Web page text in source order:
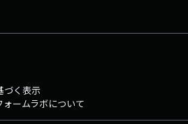
づく表示
ームラボについて